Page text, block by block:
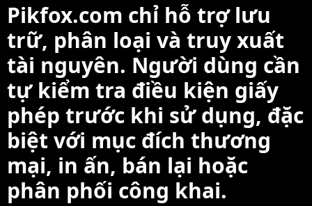
Pikfox.com chỉ hỗ trợ lưu
trữ, phân loại và truy xuất
tài nguyên. Người dùng cần
tự kiểm tra điều kiện giấy
phép trước khi sử dụng, đặc
biệt với mục đích thương
mại, in ấn, bán lại hoặc
phân phối công khai.